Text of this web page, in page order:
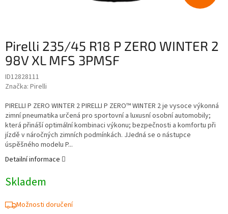
Pirelli 235/45 R18 P ZERO WINTER 2
98V XL MFS 3PMSF
ID12828111
Značka: Pirelli
Skladem
Možnosti doručení
PIRELLI P ZERO WINTER 2 PIRELLI P ZERO™ WINTER 2 je vysoce výkonná
zimní pneumatika určená pro sportovní a luxusní osobní automobily;
která přináší optimální kombinaci výkonu; bezpečnosti a komfortu při
jízdě v náročných zimních podmínkách. JJedná se o nástupce
úspěšného modelu P...
Detailní informace